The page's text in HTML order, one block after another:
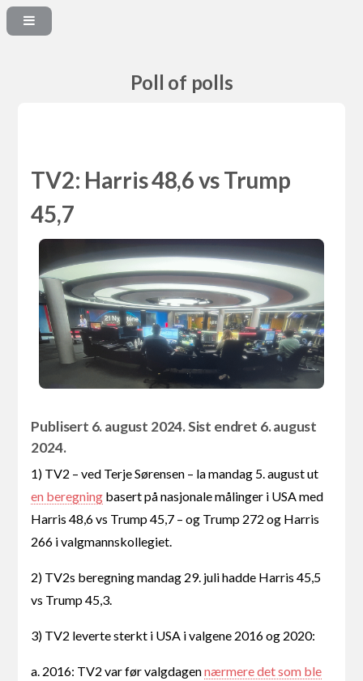
Poll of polls
TV2: Harris 48,6 vs Trump
45,7
Publisert 6. august 2024. Sist endret 6. august
2024.
1) TV2 – ved Terje Sørensen – la mandag 5. august ut
en beregning basert på nasjonale målinger i USA med
Harris 48,6 vs Trump 45,7 – og Trump 272 og Harris
266 i valgmannskollegiet.
2) TV2s beregning mandag 29. juli hadde Harris 45,5
vs Trump 45,3.
3) TV2 leverte sterkt i USA i valgene 2016 og 2020:
a. 2016: TV2 var før valgdagennærmere det som ble